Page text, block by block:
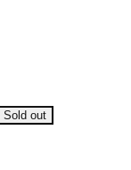
Sold out